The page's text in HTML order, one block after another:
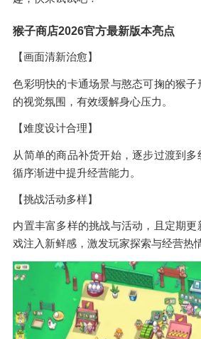
猴子商店2026官方最新版本亮点
【画面清新治愈】
色彩明快的卡通场景与憨态可掬的猴
的视觉氛围，有效缓解身心压力。
【难度设计合理】
从简单的商品补货开始，逐步过渡到
循序渐进中提升经营能力。
【挑战活动多样】
内置丰富多样的挑战与活动，且定期
戏注入新鲜感，激发玩家探索与经营热情